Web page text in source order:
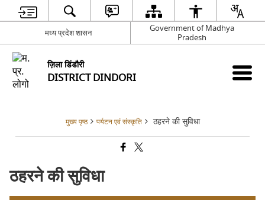
मध्य प्रदेश शासन
Government of Madhya
Pradesh
ज़िला डिंडौरी
DISTRICT DINDORI
मुख्य पृष्ठ पर्यटन एवं संस्कृति ठहरने की सुविधा
ठहरने की सुविधा